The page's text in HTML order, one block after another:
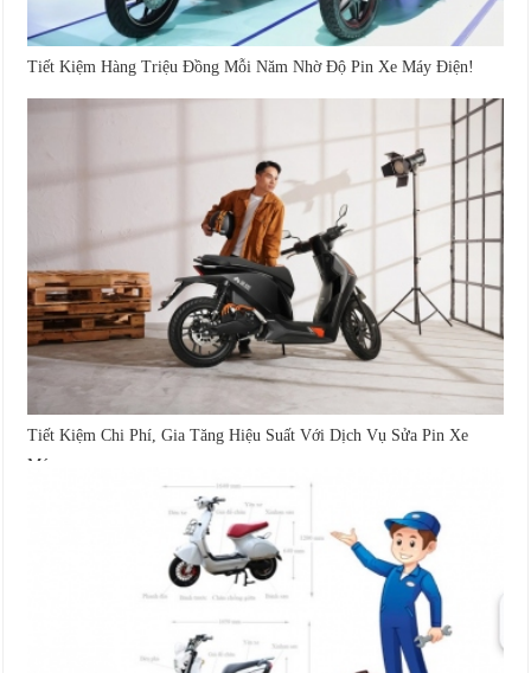
Tiết Kiệm Hàng Triệu Đồng Mỗi Năm Nhờ Độ Pin Xe Máy Điện!
Tiết Kiệm Chi Phí, Gia Tăng Hiệu Suất Với Dịch Vụ Sửa Pin Xe
Máy...